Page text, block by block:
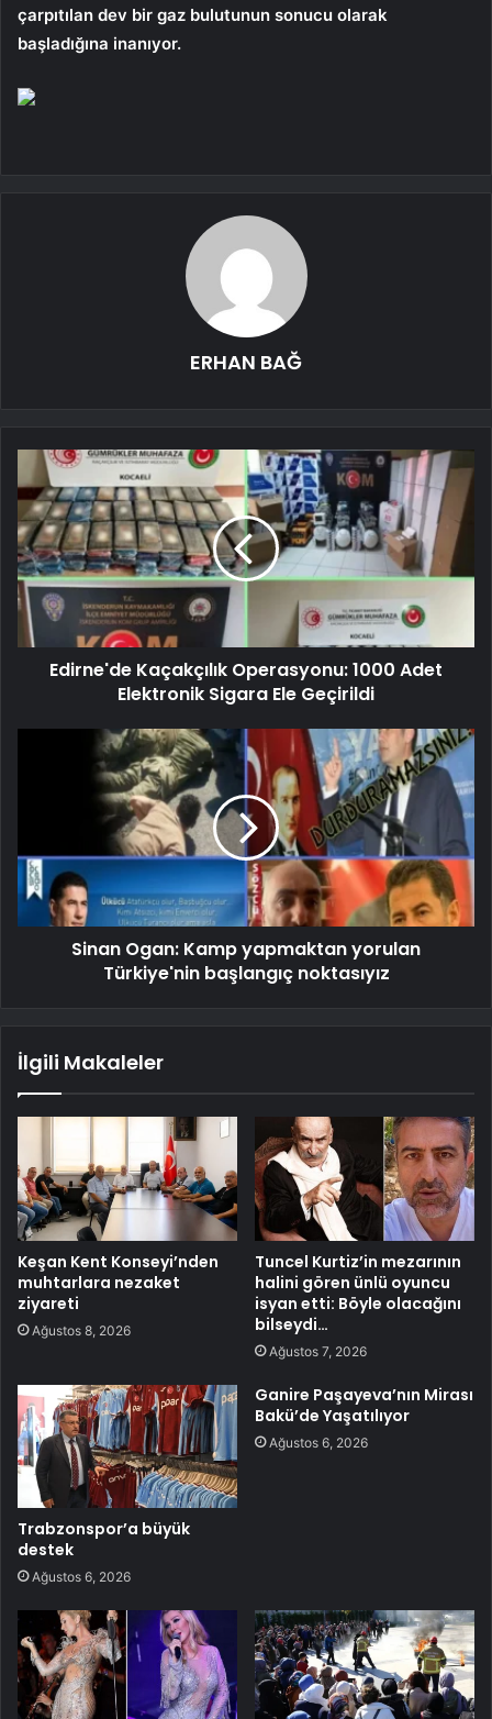
çarpıtılan dev bir gaz bulutunun sonucu olarak
başladığına inanıyor.
ERHAN BAĞ
Edirne'de Kaçakçılık Operasyonu: 1000 Adet
Elektronik Sigara Ele Geçirildi
Sinan Ogan: Kamp yapmaktan yorulan
Türkiye'nin başlangıç ​​noktasıyız
İlgili Makaleler
Keşan Kent Konseyi’nden
muhtarlara nezaket
ziyareti
Ağustos 8, 2026
Tuncel Kurtiz’in mezarının
halini gören ünlü oyuncu
isyan etti: Böyle olacağını
bilseydi…
Ağustos 7, 2026
Trabzonspor’a büyük
destek
Ağustos 6, 2026
Ganire Paşayeva’nın Mirası
Bakü’de Yaşatılıyor
Ağustos 6, 2026